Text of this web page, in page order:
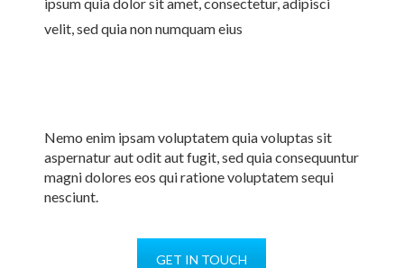
velit, sed quia non numquam eius
Nemo enim ipsam voluptatem quia voluptas sit
aspernatur aut odit aut fugit, sed quia consequuntur
magni dolores eos qui ratione voluptatem sequi
nesciunt.
GET IN TOUCH